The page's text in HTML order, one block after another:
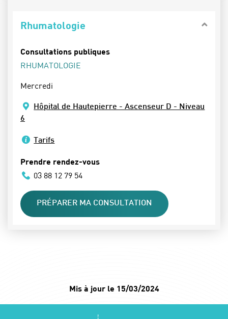
Rhumatologie
Consultations publiques
RHUMATOLOGIE
Mercredi
Hôpital de Hautepierre - Ascenseur D - Niveau
6
Tarifs
Prendre rendez-vous
03 88 12 79 54
PRÉPARER MA CONSULTATION
Mis à jour le 15/03/2024